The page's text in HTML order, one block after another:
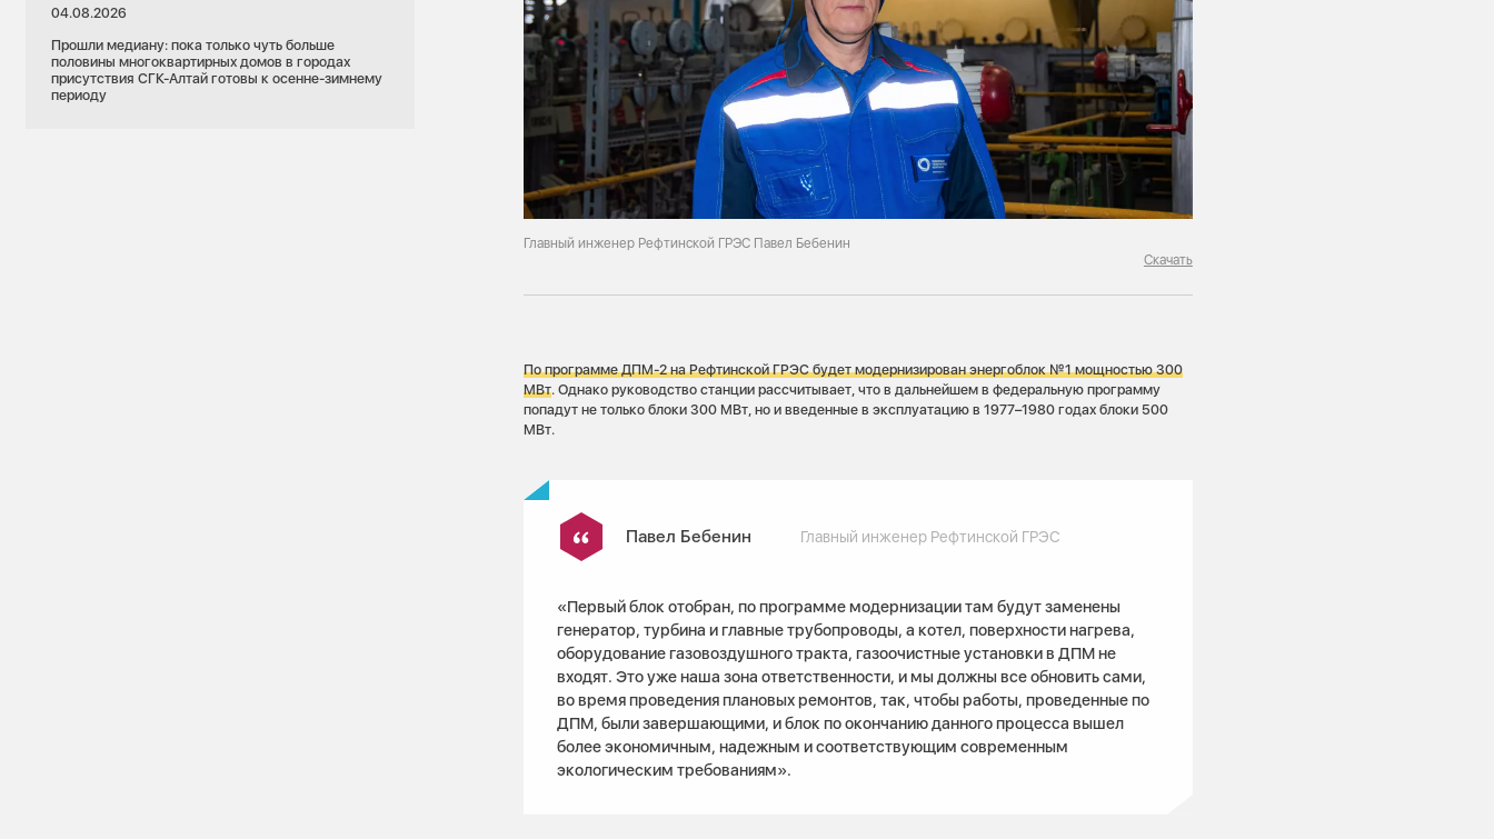
04.08.2026
Прошли медиану: пока только чуть больше
половины многоквартирных домов в городах
присутствия СГК-Алтай готовы к осенне-зимнему
периоду
Главный инженер Рефтинской ГРЭС Павел Бебенин
Скачать
По программе ДПМ-2 на Рефтинской ГРЭС будет модернизирован энергоблок №1 мощностью 300
МВт. Однако руководство станции рассчитывает, что в дальнейшем в федеральную программу
попадут не только блоки 300 МВт, но и введенные в эксплуатацию в 1977–1980 годах блоки 500
МВт.
Павел Бебенин Главный инженер Рефтинской ГРЭС
«Первый блок отобран, по программе модернизации там будут заменены
генератор, турбина и главные трубопроводы, а котел, поверхности нагрева,
оборудование газовоздушного тракта, газоочистные установки в ДПМ не
входят. Это уже наша зона ответственности, и мы должны все обновить сами,
во время проведения плановых ремонтов, так, чтобы работы, проведенные по
ДПМ, были завершающими, и блок по окончанию данного процесса вышел
более экономичным, надежным и соответствующим современным
экологическим требованиям».